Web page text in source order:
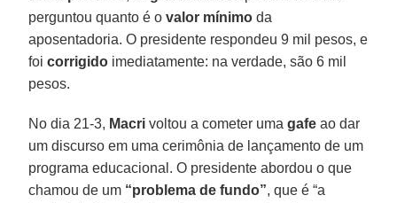
perguntou quanto é o valor mínimo da
aposentadoria. O presidente respondeu 9 mil pesos, e
foicorrigido imediatamente: na verdade, são 6 mil
pesos.
No dia 21-3, Macri voltou a cometer umagafe ao dar
um discurso em uma cerimônia de lançamento de um
programa educacional. O presidente abordou o que
chamou de um “problema de fundo”, que é “a